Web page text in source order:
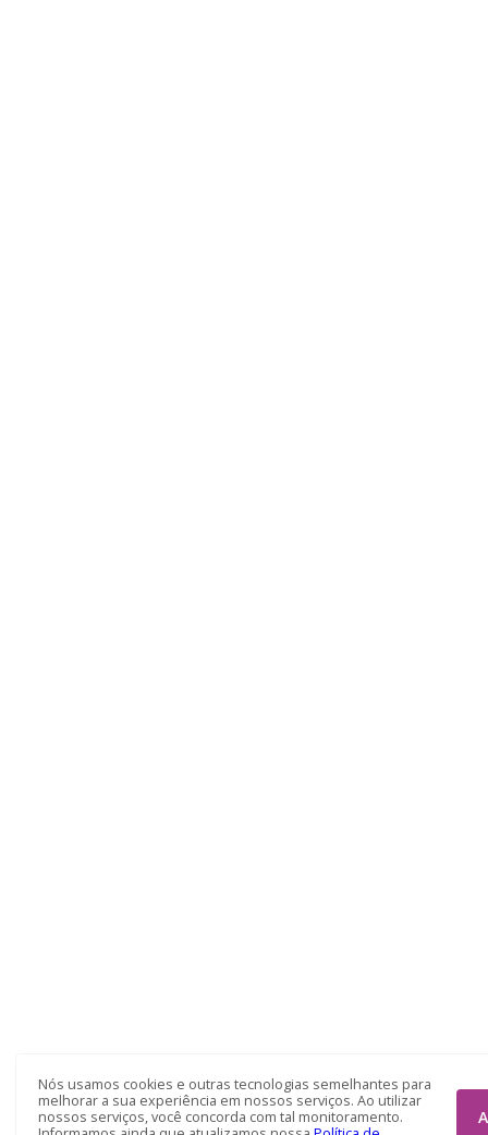
Nós usamos cookies e outras tecnologias semelhantes para
melhorar a sua experiência em nossos serviços. Ao utilizar
nossos serviços, você concorda com tal monitoramento.